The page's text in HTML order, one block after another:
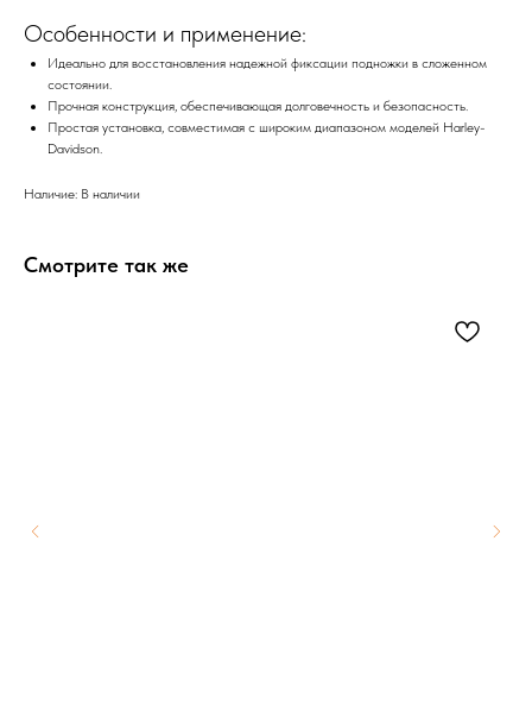
Особенности и применение:
Идеально для восстановления надежной фиксации подножки в сложенном
состоянии.
Прочная конструкция, обеспечивающая долговечность и безопасность.
Простая установка, совместимая с широким диапазоном моделей Harley-
Davidson.
Наличие: В наличии
Смотрите так же